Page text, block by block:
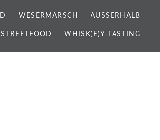
WESERMARSCH AUSSERHALB
STREETFOOD WHISK(E)Y-TASTING